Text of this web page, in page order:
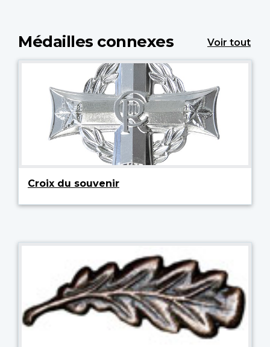
Médailles connexes Voir tout
Croix du souvenir